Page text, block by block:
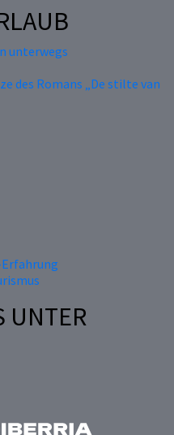
unterwegs
des Romans „De stilte van
UNTER